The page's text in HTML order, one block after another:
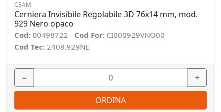
CEAM
Cerniera Invisibile Regolabile 3D 76x14 mm, mod.
929 Nero opaco
Cod: 00498722 Cod For: CI000929VNO00
Cod Tec: 2408.929NE
− +
ORDINA